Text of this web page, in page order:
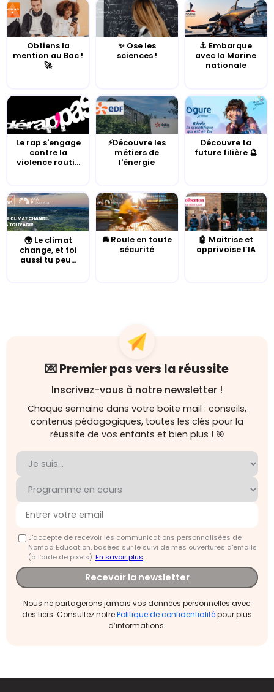
Obtiens la
mention au Bac !
🚀
✨ Ose les
sciences !
⚓️ Embarque
avec la Marine
nationale
Le rap s'engage
contre la
violence routi...
⚡Découvre les
métiers de
l'énergie
Découvre ta
future filière 🔮
🌍 Le climat
change, et toi
aussi tu peu...
🚘 Roule en toute
sécurité
🤖 Maitrise et
apprivoise l’IA
💌 Premier pas vers la réussite
Inscrivez-vous à notre newsletter !
Chaque semaine dans votre boite mail : conseils,
contenus pédagogiques, toutes les clés pour la
réussite de vos enfants et bien plus ! 🎯
J'accepte de recevoir les communications personnalisées de
Nomad Education, basées sur le suivi de mes ouvertures d'emails
(à l’aide de pixels).En savoir plus
Recevoir la newsletter
Nous ne partagerons jamais vos données personnelles avec
des tiers. Consultez notrePolitique de confidentialitépour plus
d’informations.